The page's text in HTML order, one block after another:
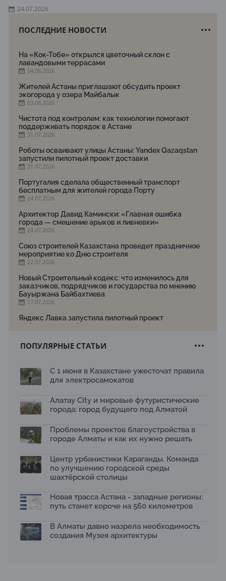
24.07.2026
ПОСЛЕДНИЕ НОВОСТИ
На «Кок-Тобе» открылся цветочный склон с
лавандовыми террасами
04.08.2026
Жителей Астаны приглашают обсудить проект
экогорода у озера Майбалык
03.08.2026
Чистота под контролем: как технологии помогают
поддерживать порядок в Астане
31.07.2026
Роботы осваивают улицы Астаны: Yandex Qazaqstan
запустили пилотный проект доставки
31.07.2026
Португалия сделала общественный транспорт
бесплатным для жителей города Порту
24.07.2026
Архитектор Давид Камински: «Главная ошибка
города — смешение арыков и ливневки»
24.07.2026
Союз строителей Казахстана проведет праздничное
мероприятие ко Дню строителя
22.07.2026
Новый Строительный кодекс: что изменилось для
заказчиков, подрядчиков и государства по мнению
Бауыржана Байбахтиева
17.07.2026
Яндекс Лавка запустила пилотный проект
рободоставки в Астане
Архитектурная премия SÄULE ARCHITEKTURPREIS
Первый Дом правительства Алматы станет главной
13.07.2026
В столичном детсаду подвели итоги акции «Таза
отходам
08.07.2026
общественных пространств
06.07.2026
температуру и здоровье людей
03.07.2026
сильных дождей в горах Алматы
02.07.2026
ПОПУЛЯРНЫЕ СТАТЬИ
С 1 июня в Казахстане ужесточат правила
для электросамокатов
Алатау City и мировые футуристические
города: город будущего под Алматой
Проблемы проектов благоустройства в
городе Алматы и как их нужно решать
Центр урбанистики Караганды. Команда
по улучшению городской среды
шахтёрской столицы
Новая трасса Астана - западные регионы:
путь станет короче на 560 километров
В Алматы давно назрела необходимость
создания Музея архитектуры